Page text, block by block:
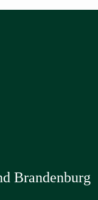
Brandenburg